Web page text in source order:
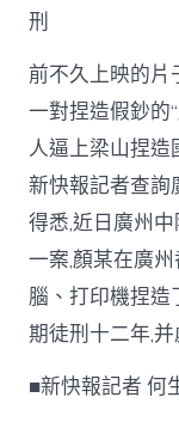
刑
前不久上映的片
一對捏造假鈔的
人逼上梁山捏造
新快報記者查詢
得悉,近日廣州
一案,顏某在廣
腦、打印機捏造
期徒刑十二年,
■新快報記者 何